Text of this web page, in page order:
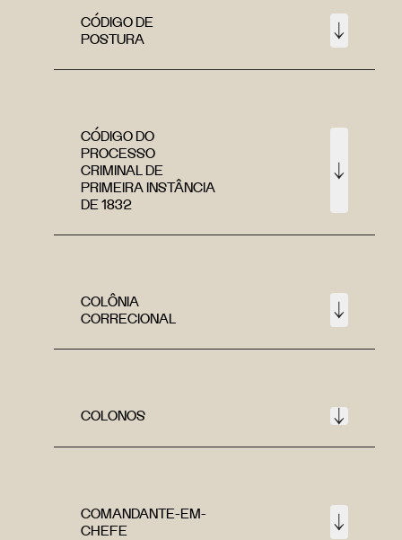
CÓDIGO DE
POSTURA
CÓDIGO DO
PROCESSO
CRIMINAL DE
PRIMEIRA INSTÂNCIA
DE 1832
COLÔNIA
CORRECIONAL
COLONOS
COMANDANTE-EM-
CHEFE